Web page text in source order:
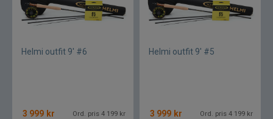
Helmi outfit 9' #6
3 999 kr Ord. pris 4 199 kr
Helmi outfit 9' #5
3 999 kr Ord. pris 4 199 kr